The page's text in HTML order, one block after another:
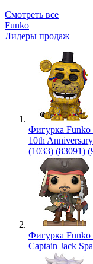
Смотреть все
Funko
Лидеры продаж
Фигурка Funko
10th
(1033) (83091)
Фигурка Funko
Captain Jack